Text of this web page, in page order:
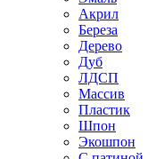
Акрил
Береза
Дерево
Дуб
ЛДСП
Массив
Пластик
Шпон
Экошпон